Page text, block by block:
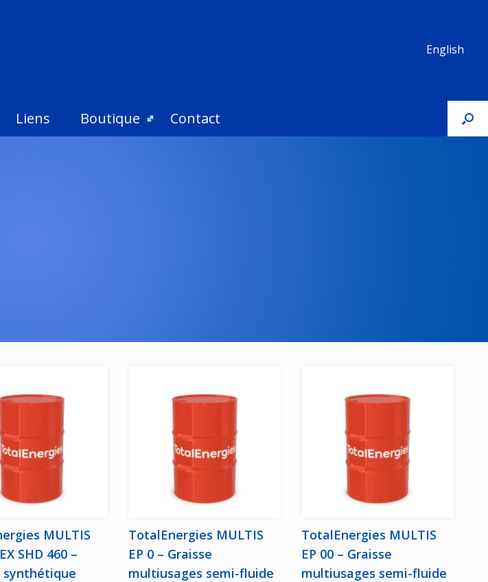
English
Liens Boutique Contact
MULTIS
SHD 460 –
synthétique
TotalEnergies MULTIS
EP 0 – Graisse
multiusages semi-fluide
TotalEnergies MULTIS
EP 00 – Graisse
multiusages semi-fluide